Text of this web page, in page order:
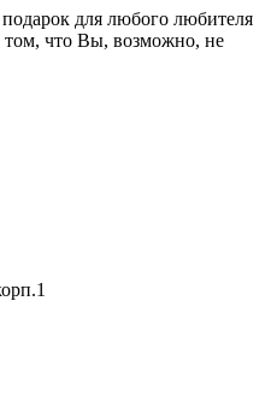
для любого любителя
том, что Вы, возможно, не